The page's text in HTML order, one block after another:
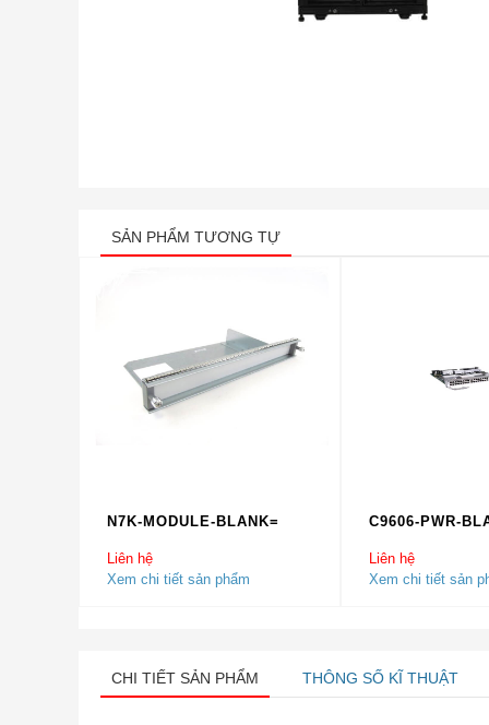
SẢN PHẨM TƯƠNG TỰ
N7K-MODULE-BLANK=
Liên hệ
Xem chi tiết sản phẩm
C9606-PWR-
Liên hệ
Xem chi tiết sản
CHI TIẾT SẢN PHẨM THÔNG SỐ KĨ THUẬT